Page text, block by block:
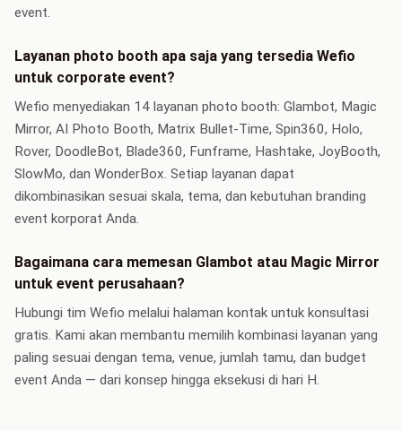
event.
Layanan photo booth apa saja yang tersedia Wefio
untuk corporate event?
Wefio menyediakan 14 layanan photo booth: Glambot, Magic
Mirror, AI Photo Booth, Matrix Bullet-Time, Spin360, Holo,
Rover, DoodleBot, Blade360, Funframe, Hashtake, JoyBooth,
SlowMo, dan WonderBox. Setiap layanan dapat
dikombinasikan sesuai skala, tema, dan kebutuhan branding
event korporat Anda.
Bagaimana cara memesan Glambot atau Magic Mirror
untuk event perusahaan?
Hubungi tim Wefio melalui halaman kontak untuk konsultasi
gratis. Kami akan membantu memilih kombinasi layanan yang
paling sesuai dengan tema, venue, jumlah tamu, dan budget
event Anda — dari konsep hingga eksekusi di hari H.